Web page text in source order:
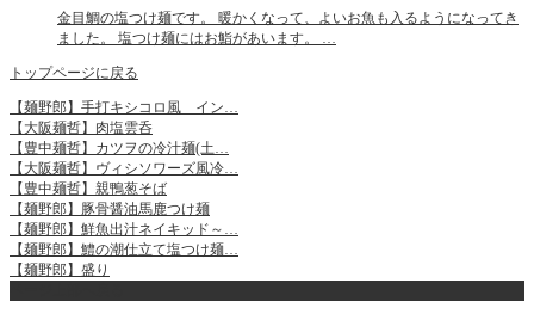
金目鯛の塩つけ麺です。 暖かくなって、よいお魚も入るようになってき
ました。 塩つけ麺にはお鮨があいます。 …
トップページに戻る
【麺野郎】手打キシコロ風 イン…
【大阪麺哲】肉塩雲呑
【豊中麺哲】カツヲの冷汁麺(土…
【大阪麺哲】ヴィシソワーズ風冷…
【豊中麺哲】親鴨葱そば
【麺野郎】豚骨醤油馬鹿つけ麺
【麺野郎】鮮魚出汁ネイキッド～…
【麺野郎】鱧の潮仕立て塩つけ麺…
【麺野郎】盛り